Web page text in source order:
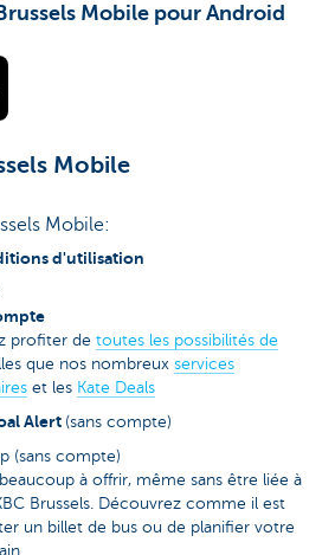
Mobile pour Android
Mobile
Mobile:
d'utilisation
profiter de toutes les possibilités de
que nos nombreux services
et les Kate Deals
Alert (sans compte)
(sans compte)
à offrir, même sans être liée à
Brussels. Découvrez comme il est
un billet de bus ou de planifier votre